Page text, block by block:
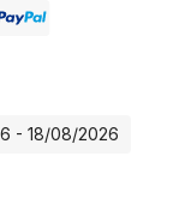
- 18/08/2026